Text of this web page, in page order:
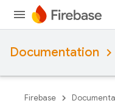
Documentation
Firebase